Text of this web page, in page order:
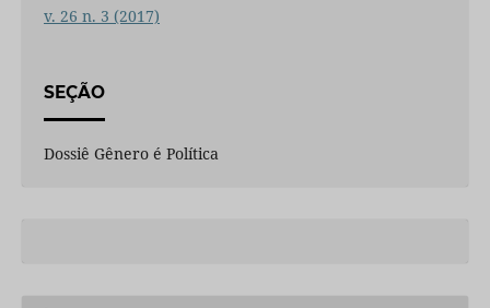
v. 26 n. 3 (2017)
SEÇÃO
Dossiê Gênero é Política